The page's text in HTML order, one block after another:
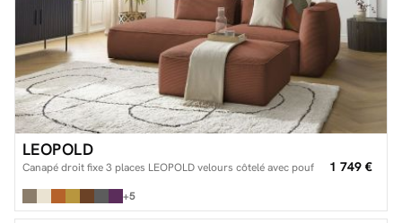
LEOPOLD
Canapé droit fixe 3 places LEOPOLD velours côtelé avec pouf 1 749 €
+5